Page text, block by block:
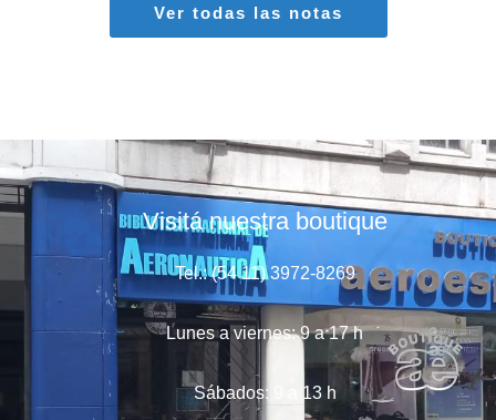
Ver todas las notas
Visitá nuestra boutique
Tel.: (54 11) 3972-8269
Lunes a viernes: 9 a 17 h
Sábados: 9 a 13 h